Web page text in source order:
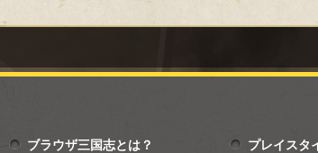
ブラウザ三国志とは？
プレイスタ